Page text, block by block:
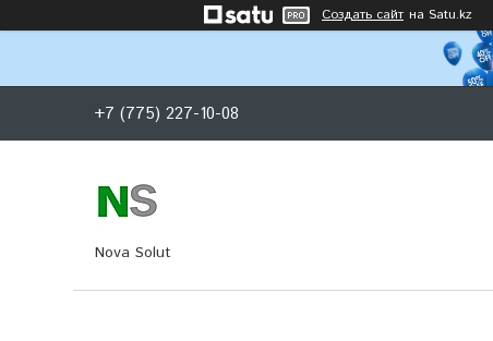
Создать сайт на Satu.kz
+7 (775) 227-10-08
Nova Solut